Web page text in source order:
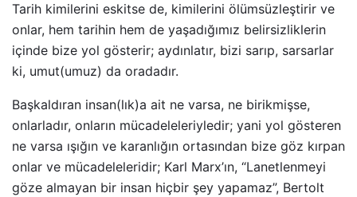
Tarih kimilerini eskitse de, kimilerini ölümsüzleştirir ve
onlar, hem tarihin hem de yaşadığımız belirsizliklerin
içinde bize yol gösterir; aydınlatır, bizi sarıp, sarsarlar
ki, umut(umuz) da oradadır.
Başkaldıran insan(lık)a ait ne varsa, ne birikmişse,
onlarladır, onların mücadeleleriyledir; yani yol gösteren
ne varsa ışığın ve karanlığın ortasından bize göz kırpan
onlar ve mücadeleleridir; Karl Marx’ın, “Lanetlenmeyi
göze almayan bir insan hiçbir şey yapamaz”, Bertolt